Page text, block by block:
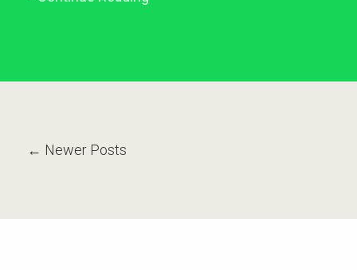
← Newer Posts